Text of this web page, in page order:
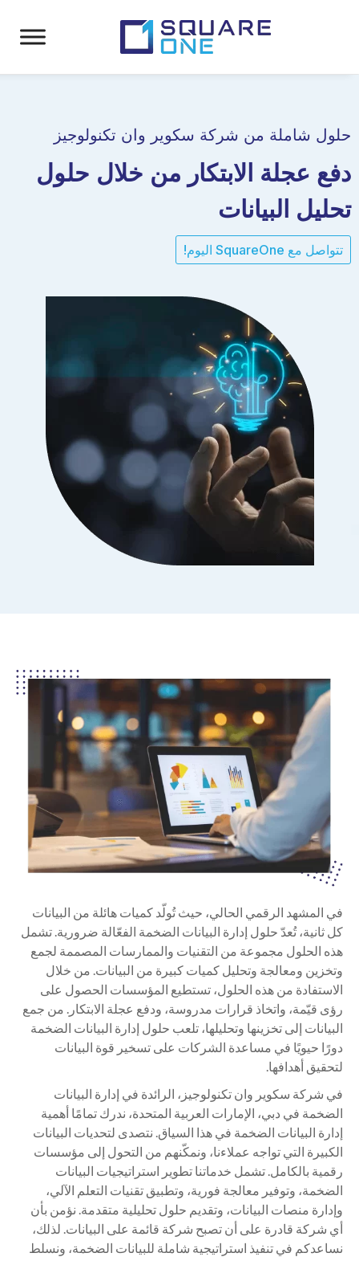
حلول شاملة من شركة سكوير وان تكنولوجيز
دفع عجلة الابتكار من خلال حلول
تحليل البيانات
تتواصل مع SquareOne اليوم!
في المشهد الرقمي الحالي، حيث تُولّد كميات هائلة من البيانات
كل ثانية، تُعدّ حلول إدارة البيانات الضخمة الفعّالة ضرورية. تشمل
هذه الحلول مجموعة من التقنيات والممارسات المصممة لجمع
وتخزين ومعالجة وتحليل كميات كبيرة من البيانات. من خلال
الاستفادة من هذه الحلول، تستطيع المؤسسات الحصول على
رؤى قيّمة، واتخاذ قرارات مدروسة، ودفع عجلة الابتكار. من جمع
البيانات إلى تخزينها وتحليلها، تلعب حلول إدارة البيانات الضخمة
دورًا حيويًا في مساعدة الشركات على تسخير قوة البيانات
لتحقيق أهدافها.
في شركة سكوير وان تكنولوجيز، الرائدة في إدارة البيانات
الضخمة في دبي، الإمارات العربية المتحدة، ندرك تمامًا أهمية
إدارة البيانات الضخمة في هذا السياق. نتصدى لتحديات البيانات
الكبيرة التي تواجه عملاءنا، ونمكّنهم من التحول إلى مؤسسات
رقمية بالكامل. تشمل خدماتنا تطوير استراتيجيات البيانات
الضخمة، وتوفير معالجة فورية، وتطبيق تقنيات التعلم الآلي،
وإدارة منصات البيانات، وتقديم حلول تحليلية متقدمة. نؤمن بأن
أي شركة قادرة على أن تصبح شركة قائمة على البيانات. لذلك،
نساعدكم في تنفيذ استراتيجية شاملة للبيانات الضخمة، ونسلط